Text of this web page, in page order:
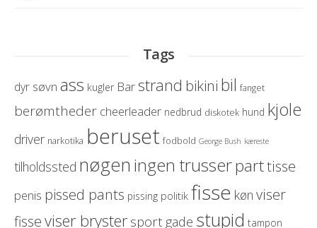
Tags
dyr søvn ass kugler Bar strand bikini bil fanget
berømtheder cheerleader nedbrud diskotek hund kjole
driver narkotika beruset fodbold George Bush kæreste
tilholdssted nøgen ingen trusserparttisse
penis pissed pants pissing politik fisse køn viser
fisseviser bryster sport gade stupid tampon